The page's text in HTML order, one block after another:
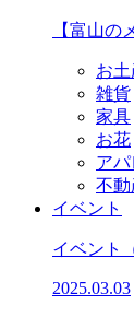
【富山
お
雑貨
家具
お花
ア
不動
イベント
イベント
2025.03.03